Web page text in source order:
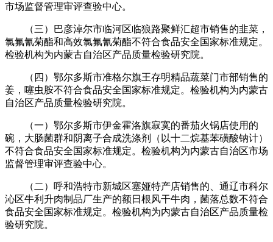
市场监督管理审评查验中心。
（三）巴彦淖尔市临河区临狼路聚鲜汇超市销售的韭菜，
氯氟氰菊酯和高效氯氟氰菊酯不符合食品安全国家标准规定。
检验机构为内蒙古自治区产品质量检验研究院。
（四）鄂尔多斯市准格尔旗王存明精品蔬菜门市部销售的
姜，噻虫胺不符合食品安全国家标准规定。检验机构为内蒙古
自治区产品质量检验研究院。
（一）鄂尔多斯市伊金霍洛旗寂寞的番茄火锅店使用的
碗，大肠菌群和阴离子合成洗涤剂（以十二烷基苯磺酸钠计）
不符合食品安全国家标准规定。检验机构为内蒙古自治区市场
监督管理审评查验中心。
（二）呼和浩特市新城区塞娅特产店销售的、通辽市科尔
沁区牛利升肉制品厂生产的额日根风干牛肉，菌落总数不符合
食品安全国家标准规定。检验机构为内蒙古自治区产品质量检
验研究院。